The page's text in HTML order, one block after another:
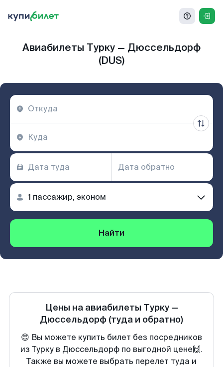
Авиабилеты Турку — Дюссельдорф
(DUS)
Найти
Цены на авиабилеты Турку—
Дюссельдорф (туда и обратно)
😍 Вы можете купить билет без посредников
из Турку в Дюссельдорф по выгодной цене🙌.
Также вы можете выбрать перелет туда и